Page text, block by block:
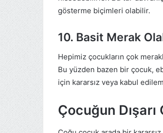
gösterme biçimleri olabilir.
10. Basit Merak
Hepimiz çocukların çok
Bu yüzden bazen bir çocuk,
için kararsız veya kabul
Çocuğun Dışarı